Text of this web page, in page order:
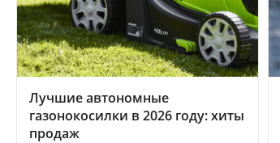
Лучшие автономные
газонокосилки в 2026 году: хиты
продаж